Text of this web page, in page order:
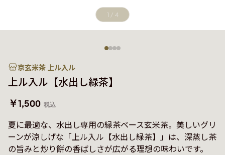
1 / 4
京玄米茶 上ル入ル
上ル入ル【水出し緑茶】
￥1,500 税込
夏に最適な、水出し専用の緑茶ベース玄米茶。美しいグリ
ーンが涼しげな「上ル入ル【水出し緑茶】」は、深蒸し茶
の旨みと炒り餅の香ばしさが広がる理想の味わいです。